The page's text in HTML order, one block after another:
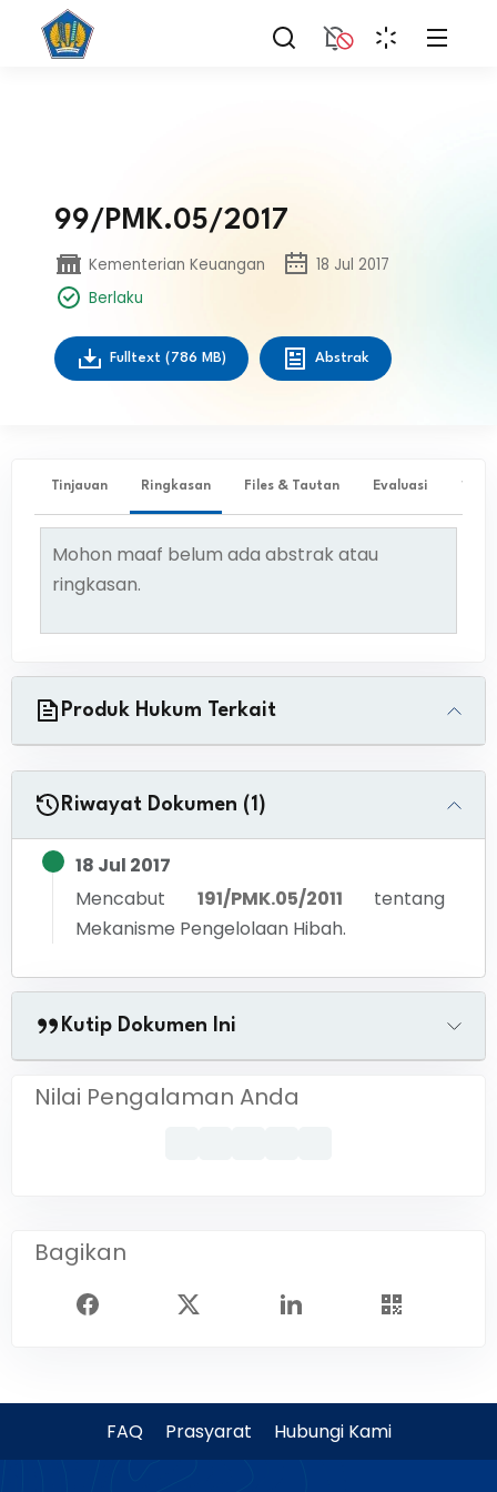
99/PMK.05/2017
Kementerian Keuangan
18 Jul 2017
Berlaku
Fulltext (786 MB) Abstrak
Tinjauan Ringkasan Files & Tautan Evaluasi ✨
Mohon maaf belum ada abstrak atau
ringkasan.
Produk Hukum Terkait
Riwayat Dokumen (1)
18 Jul 2017
Mencabut
191/PMK.05/2011
tentang
Mekanisme Pengelolaan Hibah.
Kutip Dokumen Ini
Nilai Pengalaman Anda
Bagikan
FAQ Prasyarat Hubungi Kami